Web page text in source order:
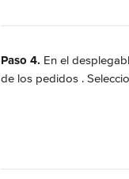
Paso 4. En el
de los pedidos .